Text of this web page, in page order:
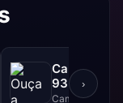
Campina
93.1 FM
Campina
›